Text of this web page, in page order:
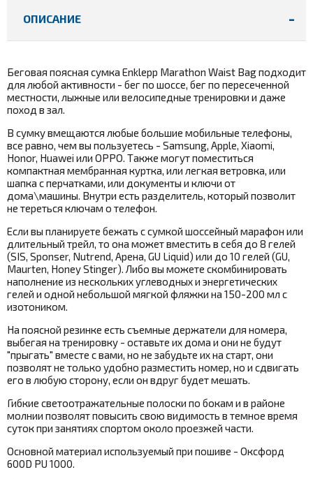
ОПИСАНИЕ
Беговая поясная сумка Enklepp Marathon Waist Bag подходит
для любой активности - бег по шоссе, бег по пересеченной
местности, лыжные или велосипедные тренировки и даже
поход в зал.
В сумку вмещаются любые большие мобильные телефоны,
все равно, чем вы пользуетесь - Samsung, Apple, Xiaomi,
Honor, Huawei или OPPO. Также могут поместиться
компактная мембранная куртка, или легкая ветровка, или
шапка с перчатками, или документы и ключи от
дома\машины. Внутри есть разделитель, который позволит
не тереться ключам о телефон.
Если вы планируете бежать с сумкой шоссейный марафон или
длительный трейл, то она может вместить в себя до 8 гелей
(SIS, Sponser, Nutrend, Арена, GU Liquid) или до 10 гелей (GU,
Maurten, Honey Stinger). Либо вы можете скомбинировать
наполнение из нескольких углеводных и энергетических
гелей и одной небольшой мягкой фляжки на 150-200 мл с
изотоником.
На поясной резинке есть съемные держатели для номера,
выбегая на тренировку - оставьте их дома и они не будут
"прыгать" вместе с вами, но не забудьте их на старт, они
позволят не только удобно разместить номер, но и сдвигать
его в любую сторону, если он вдруг будет мешать.
Гибкие светоотражательные полоски по бокам и в районе
молнии позволят повысить свою видимость в темное время
суток при занятиях спортом около проезжей части.
Основной материал используемый при пошиве - Оксфорд
600D PU 1000.